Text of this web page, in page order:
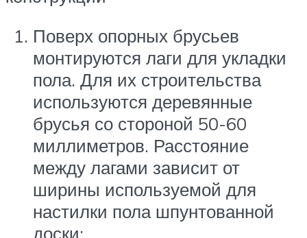
Поверх опорных брусьев
монтируются лаги для укладки
пола. Для их строительства
используются деревянные
брусья со стороной 50-60
миллиметров. Расстояние
между лагами зависит от
ширины используемой для
настилки пола шпунтованной
доски: